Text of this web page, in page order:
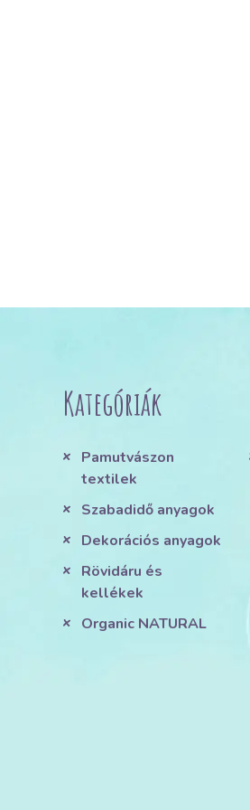
Kategóriák
Pamutvászon
textilek
Szabadidő anyagok
Dekorációs anyagok
Rövidáru és
kellékek
Organic NATURAL